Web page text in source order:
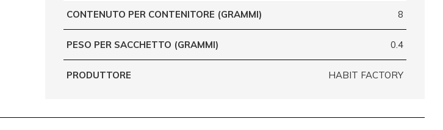
CONTENUTO PER CONTENITORE (GRAMMI) 8
PESO PER SACCHETTO (GRAMMI) 0.4
PRODUTTORE HABIT FACTORY